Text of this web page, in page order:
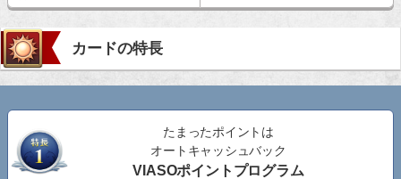
カードの特長
たまったポイントは
オートキャッシュバック
VIASOポイントプログラム